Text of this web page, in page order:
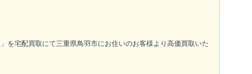
宅配買取にて三重県鳥羽市にお住いのお客様より高価買取いた